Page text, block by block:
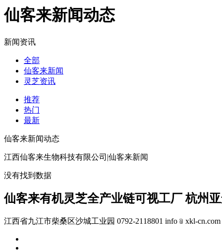
仙客来新闻动态
新闻资讯
全部
仙客来新闻
灵芝资讯
推荐
热门
最新
仙客来新闻动态
江西仙客来生物科技有限公司|仙客来新闻
没有找到数据
仙客来有机灵芝全产业链可视工厂 杭州
江西省九江市柴桑区沙城工业园 0792-2118801 info﹫xkl-cn.com